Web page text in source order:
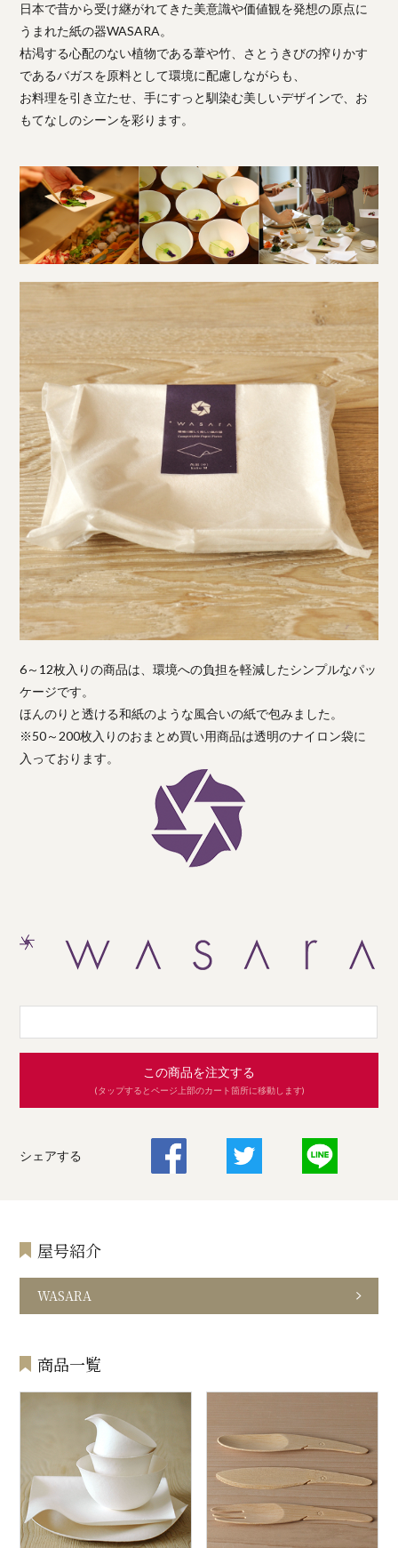
日本で昔から受け継がれてきた美意識や価値観を発想の原点に
うまれた紙の器WASARA。
枯渇する心配のない植物である葦や竹、さとうきびの搾りかす
であるバガスを原料として環境に配慮しながらも、
お料理を引き立たせ、手にすっと馴染む美しいデザインで、お
もてなしのシーンを彩ります。
6～12枚入りの商品は、環境への負担を軽減したシンプルなパッ
ケージです。
ほんのりと透ける和紙のような風合いの紙で包みました。
※50～200枚入りのおまとめ買い用商品は透明のナイロン袋に
入っております。
この商品を注文する
(タップするとページ上部のカート箇所に移動します)
シェアする
屋号紹介
WASARA
商品一覧